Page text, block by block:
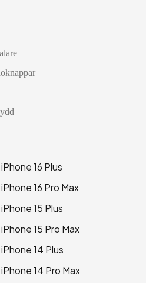
iPhone 16 Plus
iPhone 16 Pro Max
iPhone 15 Plus
iPhone 15 Pro Max
iPhone 14 Plus
iPhone 14 Pro Max